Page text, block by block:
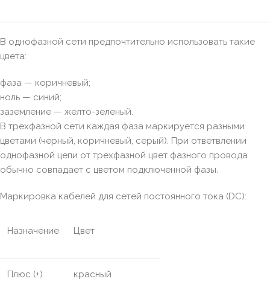
В однофазной сети предпочтительно использовать такие
цвета:
фаза — коричневый;
ноль — синий;
заземление — желто-зеленый.
В трехфазной сети каждая фаза маркируется разными
цветами (черный, коричневый, серый). При ответвлении
однофазной цепи от трехфазной цвет фазного провода
обычно совпадает с цветом подключенной фазы.
Маркировка кабелей для сетей постоянного тока (DC):
Назначение Цвет
Плюс (+) красный